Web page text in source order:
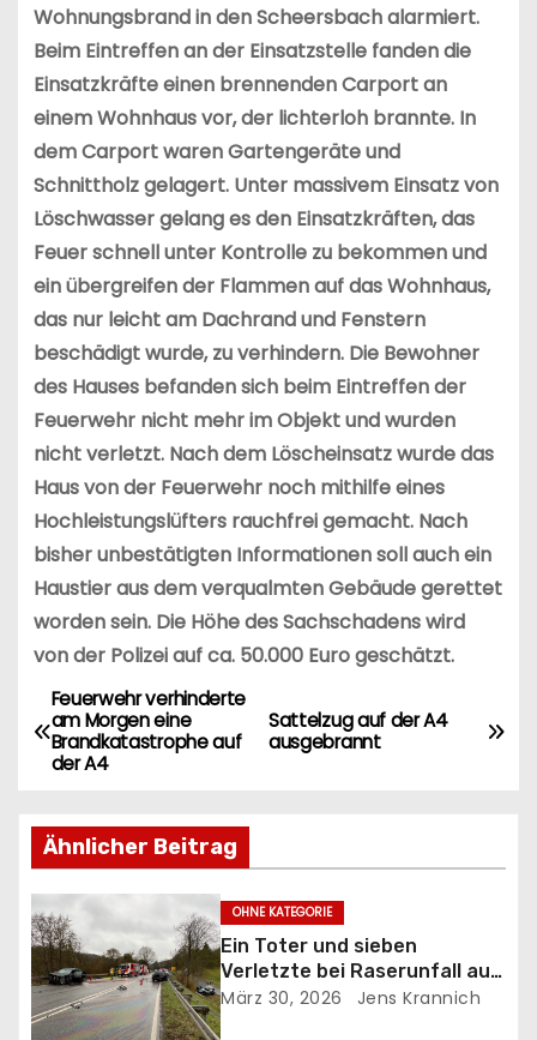
Wohnungsbrand in den Scheersbach alarmiert.
Beim Eintreffen an der Einsatzstelle fanden die
Einsatzkräfte einen brennenden Carport an
einem Wohnhaus vor, der lichterloh brannte. In
dem Carport waren Gartengeräte und
Schnittholz gelagert. Unter massivem Einsatz von
Löschwasser gelang es den Einsatzkräften, das
Feuer schnell unter Kontrolle zu bekommen und
ein übergreifen der Flammen auf das Wohnhaus,
das nur leicht am Dachrand und Fenstern
beschädigt wurde, zu verhindern. Die Bewohner
des Hauses befanden sich beim Eintreffen der
Feuerwehr nicht mehr im Objekt und wurden
nicht verletzt. Nach dem Löscheinsatz wurde das
Haus von der Feuerwehr noch mithilfe eines
Hochleistungslüfters rauchfrei gemacht. Nach
bisher unbestätigten Informationen soll auch ein
Haustier aus dem verqualmten Gebäude gerettet
worden sein. Die Höhe des Sachschadens wird
von der Polizei auf ca. 50.000 Euro geschätzt.
B
e
t
r
a
g
Sattelzug auf der A4
ausgebrannt
Feuerwehr verhinderte
am Morgen eine
Brandkatastrophe auf
der A4
Ähnlicher Beitrag
OHNE KATEGORIE
Ein Toter und sieben
Verletzte bei Raserunfall auf
der B27
März 30, 2026 Jens Krannich